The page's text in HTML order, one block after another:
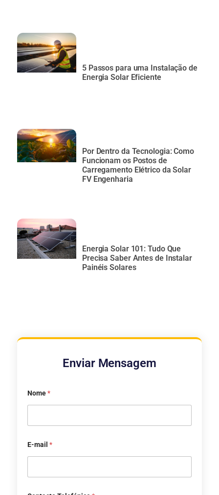
5 Passos para uma Instalação de
Energia Solar Eficiente
Por Dentro da Tecnologia: Como
Funcionam os Postos de
Carregamento Elétrico da Solar
FV Engenharia
Energia Solar 101: Tudo Que
Precisa Saber Antes de Instalar
Painéis Solares
Enviar Mensagem
Nome*
E-mail *